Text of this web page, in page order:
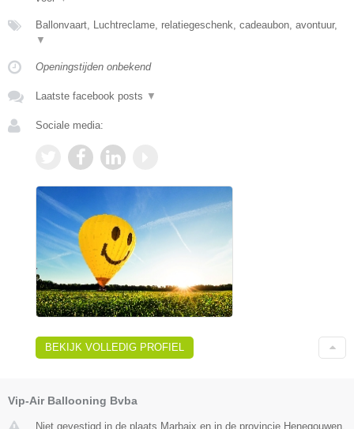
Ballonvaart, Luchtreclame, relatiegeschenk, cadeaubon, avontuur,
▼
Openingstijden onbekend
Laatste facebook posts ▼
Sociale media:
BEKIJK VOLLEDIG PROFIEL
Vip-Air Ballooning Bvba
Niet gevestigd in de plaats Marbaix en in de provincie Henegouwen.